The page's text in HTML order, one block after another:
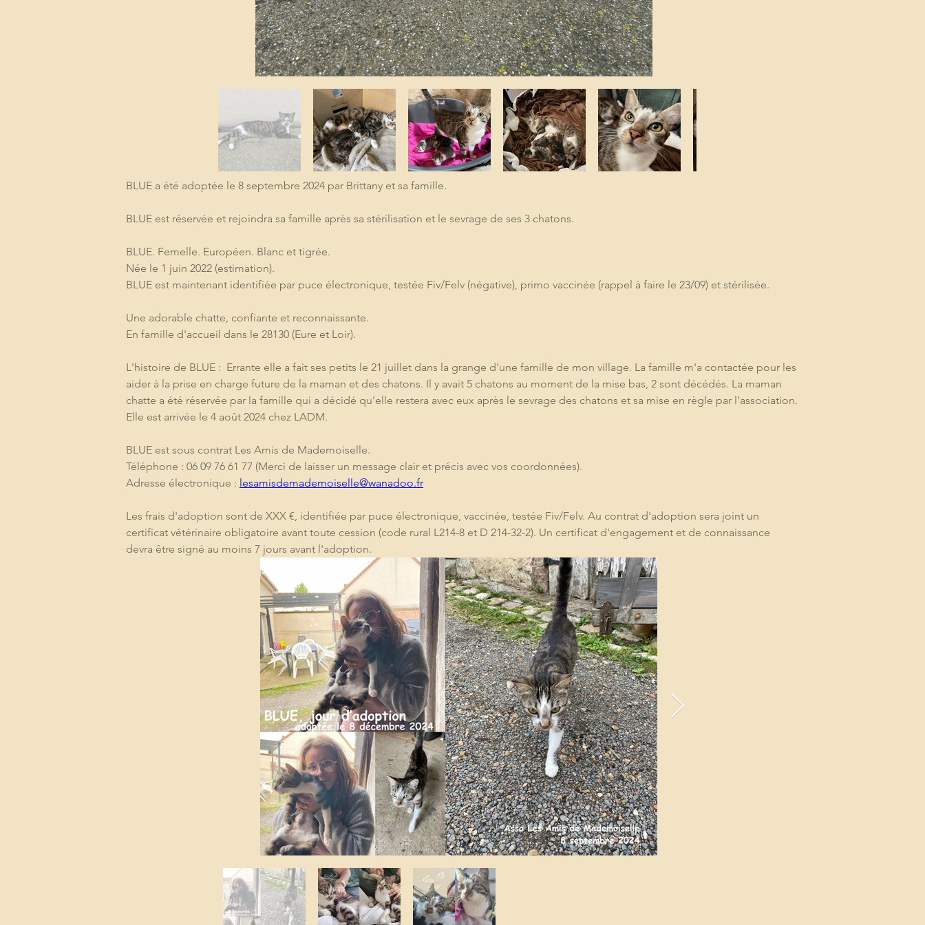
BLUE a été adoptée le 8 septembre 2024 par Brittany et sa famille.
BLUE est réservée et rejoindra sa famille après sa stérilisation et le sevrage de ses 3 chatons.
BLUE. Femelle. Européen. Blanc et tigrée.
Née le 1 juin 2022 (estimation).
BLUE est maintenant identifiée par puce électronique, testée Fiv/Felv (négative), primo vaccinée (rappel à faire le 23/09) et stérilisée.
Une adorable chatte, confiante et reconnaissante.
En famille d'accueil dans le 28130 (Eure et Loir).
L'histoire de BLUE :  Errante elle a fait ses petits le 21 juillet dans la grange d'une famille de mon village. La famille m'a contactée pour les
aider à la prise en charge future de la maman et des chatons. Il y avait 5 chatons au moment de la mise bas, 2 sont décédés. La maman
chatte a été réservée par la famille qui a décidé qu'elle restera avec eux après le sevrage des chatons et sa mise en règle par l'association.
Elle est arrivée le 4 août 2024 chez LADM.
BLUE est sous contrat Les Amis de Mademoiselle.
Téléphone : 06 09 76 61 77 (Merci de laisser un message clair et précis avec vos coordonnées).
Adresse électronique : lesamisdemademoiselle@wanadoo.fr
Les frais d'adoption sont de XXX €, identifiée par puce électronique, vaccinée, testée Fiv/Felv. Au contrat d'adoption sera joint un
certificat vétérinaire obligatoire avant toute cession (code rural L214-8 et D 214-32-2). Un certificat d'engagement et de connaissance
devra être signé au moins 7 jours avant l'adoption.